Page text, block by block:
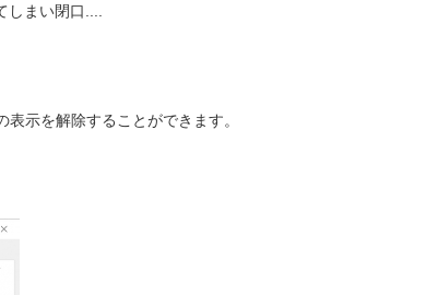
まい閉口....
示を解除することができます。